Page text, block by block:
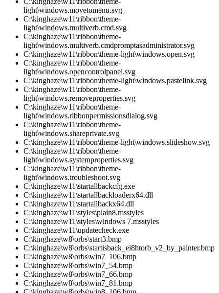
light\windows.movetomenu.svg
C:\kinghaze\w11\ribbon\theme-
light\windows.multiverb.cmd.svg
C:\kinghaze\w11\ribbon\theme-
light\windows.multiverb.cmdpromptasadministrator.svg
C:\kinghaze\w11\ribbon\theme-light\windows.open.svg
C:\kinghaze\w11\ribbon\theme-
light\windows.opencontrolpanel.svg
C:\kinghaze\w11\ribbon\theme-light\windows.pastelink.svg
C:\kinghaze\w11\ribbon\theme-
light\windows.removeproperties.svg
C:\kinghaze\w11\ribbon\theme-
light\windows.ribbonpermissionsdialog.svg
C:\kinghaze\w11\ribbon\theme-
light\windows.shareprivate.svg
C:\kinghaze\w11\ribbon\theme-light\windows.slideshow.svg
C:\kinghaze\w11\ribbon\theme-
light\windows.systemproperties.svg
C:\kinghaze\w11\ribbon\theme-
light\windows.troubleshoot.svg
C:\kinghaze\w11\startallbackcfg.exe
C:\kinghaze\w11\startallbackloaderx64.dll
C:\kinghaze\w11\startallbackx64.dll
C:\kinghaze\w11\styles\plain8.msstyles
C:\kinghaze\w11\styles\windows 7.msstyles
C:\kinghaze\w11\updatecheck.exe
C:\kinghaze\w8\orbs\start3.bmp
C:\kinghaze\w8\orbs\startisback_ei8htorb_v2_by_painter.bmp
C:\kinghaze\w8\orbs\win7_106.bmp
C:\kinghaze\w8\orbs\win7_54.bmp
C:\kinghaze\w8\orbs\win7_66.bmp
C:\kinghaze\w8\orbs\win7_81.bmp